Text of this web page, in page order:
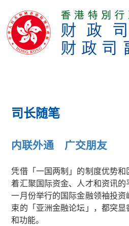
司长随笔
内联外通 广交朋友
凭借「一国两制」的制度优势
着汇聚国际资金、人才和资讯
一月份举行的国际金融领袖投
束的「亚洲金融论坛」，都突
和功能。